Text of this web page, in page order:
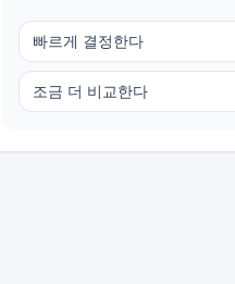
빠르게 결정한다
조금 더 비교한다